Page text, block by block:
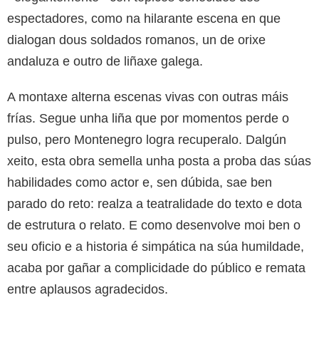
espectadores, como na hilarante escena en que
dialogan dous soldados romanos, un de orixe
andaluza e outro de liñaxe galega.
A montaxe alterna escenas vivas con outras máis
frías. Segue unha liña que por momentos perde o
pulso, pero Montenegro logra recuperalo. Dalgún
xeito, esta obra semella unha posta a proba das súas
habilidades como actor e, sen dúbida, sae ben
parado do reto: realza a teatralidade do texto e dota
de estrutura o relato. E como desenvolve moi ben o
seu oficio e a historia é simpática na súa humildade,
acaba por gañar a complicidade do público e remata
entre aplausos agradecidos.